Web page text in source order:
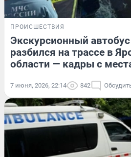
ПРОИСШЕСТВИЯ
Экскурсионный
разбился на трассе в
области — кадры с
7 июня, 2026, 22:14 842